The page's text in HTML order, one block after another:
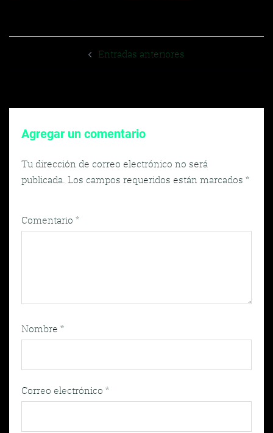
Entradas anteriores
Agregar un comentario
Tu dirección de correo electrónico no será
publicada. Los campos requeridos están marcados *
Comentario *
Nombre *
Correo electrónico *